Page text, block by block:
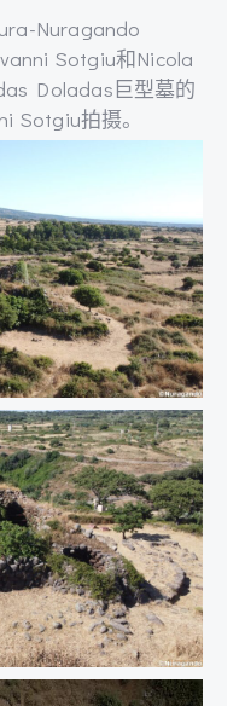
Nuragando
Sotgiu和Nicola
Doladas巨型墓的
Sotgiu拍摄。